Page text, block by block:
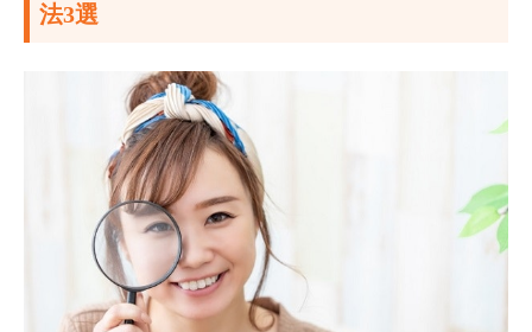
法3選